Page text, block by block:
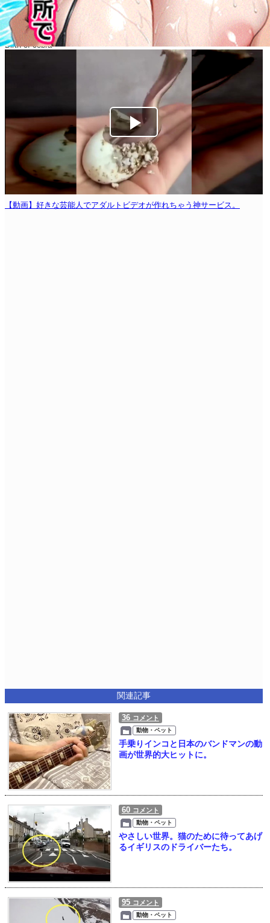
Birth of cobra
【動画】好きな芸能人でアダルトビデオが作れちゃう神サービス。
関連記事
36 コメント
動物・ペット
手乗りインコと日本のバンドマンの動
画が世界的大ヒットに。
60 コメント
動物・ペット
やさしい世界。猫のために待ってあげ
るイギリスのドライバーたち。
95 コメント
動物・ペット